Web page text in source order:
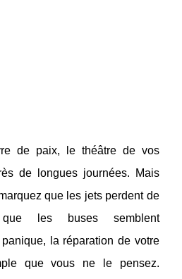
de paix, le théâtre de vos
de longues journées. Mais
que les jets perdent de
les buses semblent
la réparation de votre
que vous ne le pensez.